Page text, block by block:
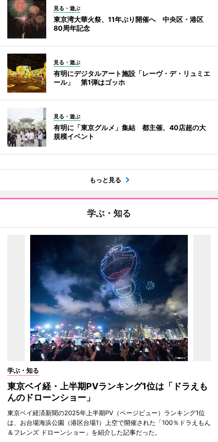
見る・遊ぶ
東京湾大華火祭、11年ぶり開催へ 中央区・港区
80周年記念
見る・遊ぶ
有明にデジタルアート施設「レーヴ・デ・リュミエ
ール」 第1弾はゴッホ
見る・遊ぶ
有明に「東京グルメ」集結 都主催、40店超の大
規模イベント
もっと見る
学ぶ・知る
学ぶ・知る
東京ベイ経・上半期PVランキング1位は「ドラえも
んのドローンショー」
東京ベイ経済新聞の2025年上半期PV（ページビュー）ランキング1位
は、お台場海浜公園（港区台場1）上空で開催された「100％ドラえもん
＆フレンズ ドローンショー」を紹介した記事だった。